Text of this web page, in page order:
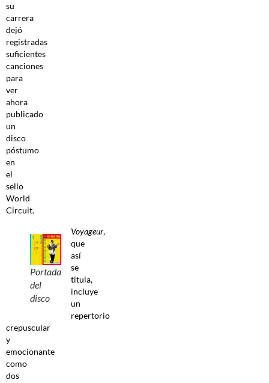
su
carrera
dejó
registradas
suficientes
canciones
para
ver
ahora
publicado
un
disco
póstumo
en
el
sello
World
Circuit.
Portada
del
disco
Voyageur,
que
así
se
titula,
incluye
un
repertorio
crepuscular
y
emocionante
como
dos